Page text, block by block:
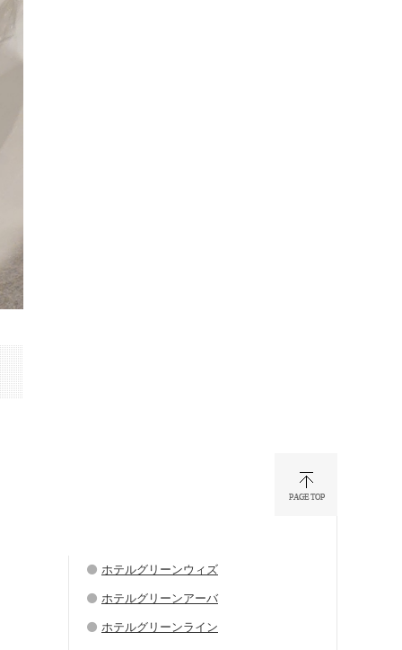
ホテルグリーンウィズ
ホテルグリーンアーバ
ホテルグリーンライン